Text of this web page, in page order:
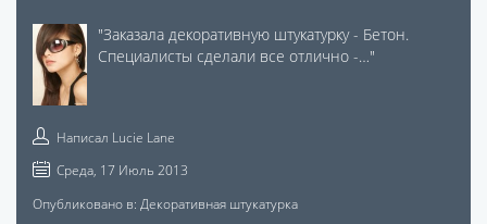
"Заказала декоративную штукатурку - Бетон.
Специалисты сделали все отлично -…"
Написал Lucie Lane
Среда, 17 Июль 2013
Опубликовано в: Декоративная штукатурка